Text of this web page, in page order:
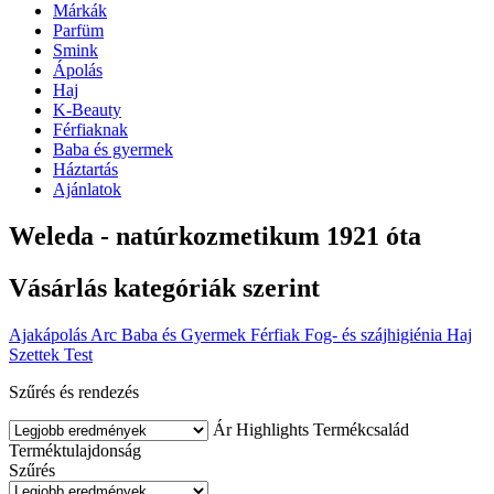
Márkák
Parfüm
Smink
Ápolás
Haj
K-Beauty
Férfiaknak
Baba és gyermek
Háztartás
Ajánlatok
Weleda - natúrkozmetikum 1921 óta
Vásárlás kategóriák szerint
Ajakápolás Arc Baba és Gyermek Férfiak Fog- és szájhigiénia Haj
Szettek Test
Szűrés és rendezés
Ár Highlights Termékcsalád
Terméktulajdonság
Szűrés